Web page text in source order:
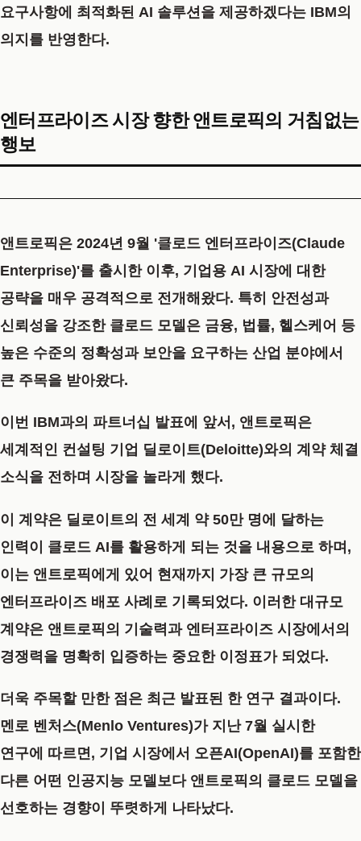
요구사항에 최적화된 AI 솔루션을 제공하겠다는 IBM의
의지를 반영한다.
엔터프라이즈 시장 향한 앤트로픽의 거침없는
행보
앤트로픽은 2024년 9월 '클로드 엔터프라이즈(Claude
Enterprise)'를 출시한 이후, 기업용 AI 시장에 대한
공략을 매우 공격적으로 전개해왔다. 특히 안전성과
신뢰성을 강조한 클로드 모델은 금융, 법률, 헬스케어 등
높은 수준의 정확성과 보안을 요구하는 산업 분야에서
큰 주목을 받아왔다.
이번 IBM과의 파트너십 발표에 앞서, 앤트로픽은
세계적인 컨설팅 기업 딜로이트(Deloitte)와의 계약 체결
소식을 전하며 시장을 놀라게 했다.
이 계약은 딜로이트의 전 세계 약 50만 명에 달하는
인력이 클로드 AI를 활용하게 되는 것을 내용으로 하며,
이는 앤트로픽에게 있어 현재까지 가장 큰 규모의
엔터프라이즈 배포 사례로 기록되었다. 이러한 대규모
계약은 앤트로픽의 기술력과 엔터프라이즈 시장에서의
경쟁력을 명확히 입증하는 중요한 이정표가 되었다.
더욱 주목할 만한 점은 최근 발표된 한 연구 결과이다.
멘로 벤처스(Menlo Ventures)가 지난 7월 실시한
연구에 따르면, 기업 시장에서 오픈AI(OpenAI)를 포함한
다른 어떤 인공지능 모델보다 앤트로픽의 클로드 모델을
선호하는 경향이 뚜렷하게 나타났다.